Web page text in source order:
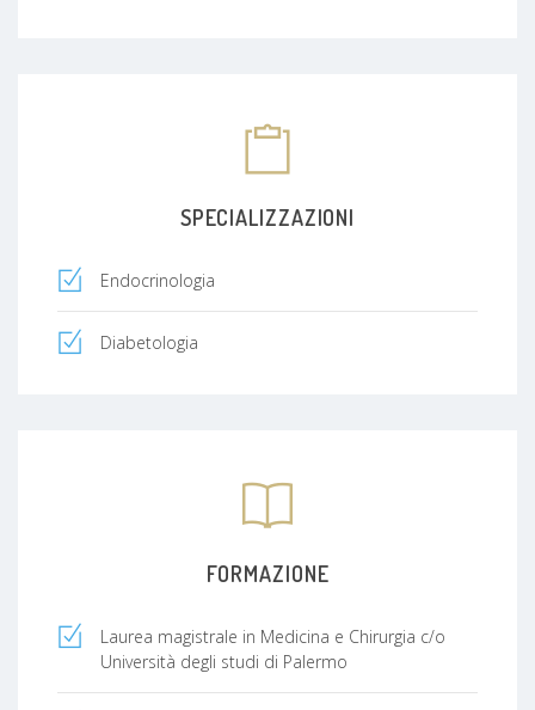
SPECIALIZZAZIONI
Endocrinologia
Diabetologia
FORMAZIONE
Laurea magistrale in Medicina e Chirurgia c/o
Università degli studi di Palermo